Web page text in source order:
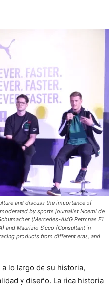
and discuss the importance of
by sports journalist Noemi de
(Mercedes-AMG Petronas F1
and Maurizio Sicco (Consultant in
products from different eras, and
a lo largo de su historia,
y diseño. La rica historia